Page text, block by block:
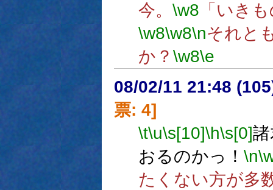
今。 \w8 「いき
\w8\w8\nそれと
か？ \w8\e
08/02/11 21:48
票: 4]
\t\u\s[10]\h\s[0]
おるのかっ！ \n
たくない方が多